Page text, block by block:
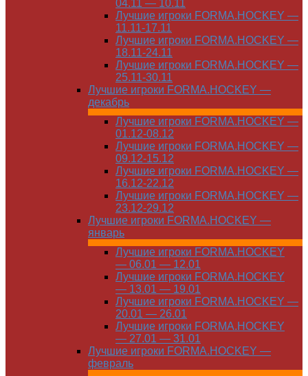
04.11 — 10.11
Лучшие игроки FORMA.HOCKEY —
11.11-17.11
Лучшие игроки FORMA.HOCKEY —
18.11-24.11
Лучшие игроки FORMA.HOCKEY —
25.11-30.11
Лучшие игроки FORMA.HOCKEY —
декабрь
Лучшие игроки FORMA.HOCKEY —
01.12-08.12
Лучшие игроки FORMA.HOCKEY —
09.12-15.12
Лучшие игроки FORMA.HOCKEY —
16.12-22.12
Лучшие игроки FORMA.HOCKEY —
23.12-29.12
Лучшие игроки FORMA.HOCKEY —
январь
Лучшие игроки FORMA.HOCKEY
— 06.01 — 12.01
Лучшие игроки FORMA.HOCKEY
— 13.01 — 19.01
Лучшие игроки FORMA.HOCKEY —
20.01 — 26.01
Лучшие игроки FORMA.HOCKEY
— 27.01 — 31.01
Лучшие игроки FORMA.HOCKEY —
февраль